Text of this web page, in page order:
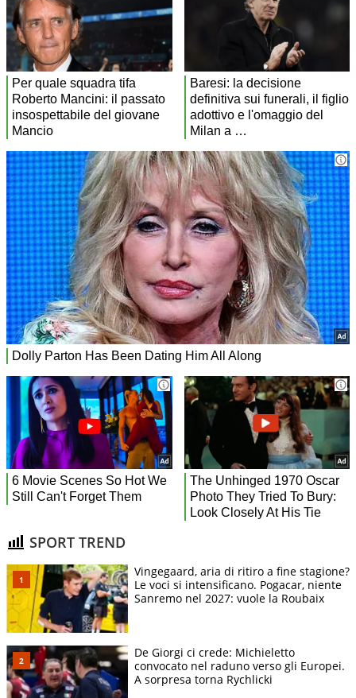
SPORT TREND
Vingegaard, aria di ritiro a fine stagione?
Le voci si intensificano. Pogacar, niente
Sanremo nel 2027: vuole la Roubaix
De Giorgi ci crede: Michieletto
convocato nel raduno verso gli Europei.
A sorpresa torna Rychlicki